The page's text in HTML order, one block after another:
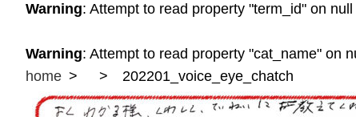
Warning: Attempt to read property "term_id" on null
Warning: Attempt to read property "cat_name" on
home
202201_voice_eye_chatch